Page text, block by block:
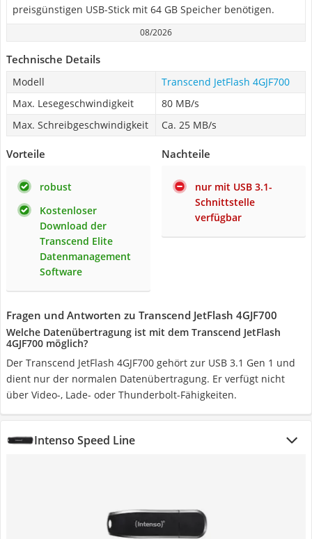
preisgünstigen USB-Stick mit 64 GB Speicher benötigen.
08/2026
Technische Details
Modell
Transcend JetFlash 4GJF700
Max. Lesegeschwindigkeit
80 MB/s
Max. Schreibgeschwindigkeit
Ca. 25 MB/s
Vorteile
robust
Kostenloser
Download der
Transcend Elite
Datenmanagement
Software
Nachteile
nur mit USB 3.1-
Schnittstelle
verfügbar
Fragen und Antworten zu Transcend JetFlash 4GJF700
Welche Datenübertragung ist mit dem Transcend JetFlash
4GJF700 möglich?
Der Transcend JetFlash 4GJF700 gehört zur USB 3.1 Gen 1 und
dient nur der normalen Datenübertragung. Er verfügt nicht
über Video-, Lade- oder Thunderbolt-Fähigkeiten.
Intenso Speed Line